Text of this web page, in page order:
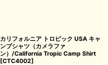
カリフォルニア トロピック USA キャ
ンプシャツ（カメラファ
ン）/California Tropic Camp Shirt
[CTC4002]